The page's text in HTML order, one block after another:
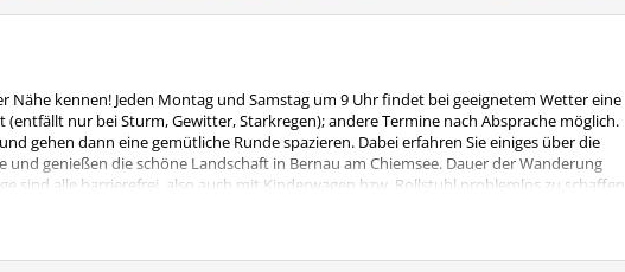
Nähe kennen! Jeden Montag und Samstag um 9 Uhr findet bei geeignetem Wetter eine
nur bei Sturm, Gewitter, Starkregen); andere Termine nach Absprache möglich.
gehen dann eine gemütliche Runde spazieren. Dabei erfahren Sie einiges über die
und genießen die schöne Landschaft in Bernau am Chiemsee. Dauer der Wanderung
sind alle barrierefrei, also auch mit Kinderwagen bzw. Rollstuhl problemlos zu schaffen.
5,00 €